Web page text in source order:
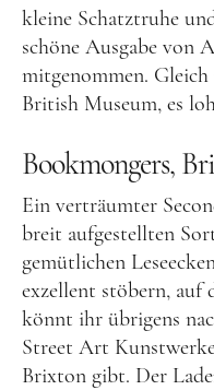
kleine Schatztruhe
schöne Ausgabe von
mitgenommen. Gleich
British Museum, es
Bookmongers,
Ein verträumter
breit aufgestellten
gemütlichen
exzellent stöbern, auf
könnt ihr übrigens
Street Art
Brixton gibt. Der